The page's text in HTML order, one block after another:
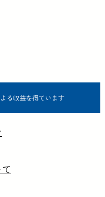
る収益を得ています